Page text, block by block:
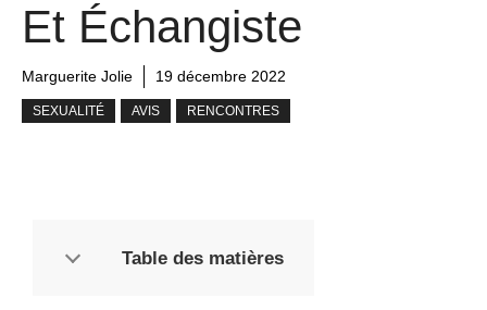
Et Échangiste
Marguerite Jolie 19 décembre 2022
SEXUALITÉ AVIS RENCONTRES
Table des matières